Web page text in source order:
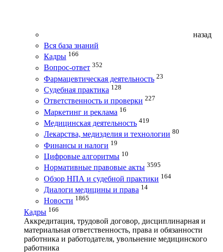
назад
Вся база знаний
Кадры 166
Вопрос-ответ 352
Фармацевтическая деятельность 23
Судебная практика 128
Ответственность и проверки 227
Маркетинг и реклама 16
Медицинская деятельность 419
Лекарства, медизделия и технологии 80
Финансы и налоги 19
Цифровые алгоритмы 10
Нормативные правовые акты 3595
Обзор НПА и судебной практики 164
Диалоги медицины и права 14
Новости 1865
Кадры 166
Аккредитация, трудовой договор, дисциплинарная и
материальная ответственность, права и обязанности
работника и работодателя, увольнение медицинского
работника